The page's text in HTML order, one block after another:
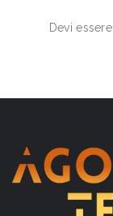
Devi essere